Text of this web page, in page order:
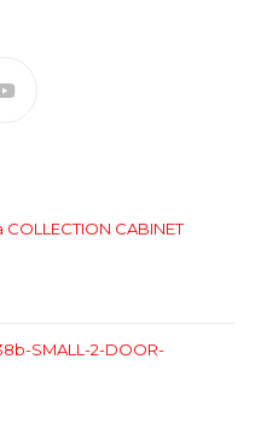
CABINET
SMALL-2-DOOR-